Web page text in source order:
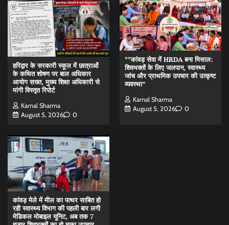
हरिद्वार के सरकारी स्कूल में छात्राओं
के कथित शोषण पर बाल अधिकार
आयोग सख्त, मुख्य शिक्षा अधिकारी से
मांगी विस्तृत रिपोर्ट
Kamal Sharma
August 5, 2026
0
**कांवड़ सेवा में HRDA बना मिसाल:
शिवभक्तों के लिए जलपान, स्वास्थ्य
जांच और प्राथमिक उपचार की उत्कृष्ट
व्यवस्था”
Kamal Sharma
August 5, 2026
0
कांवड़ मेले में मील का पत्थर साबित हो
रही स्वास्थ्य विभाग की पहली बार लगी
मेडिकल मोबाइल यूनिट, अब तक 7